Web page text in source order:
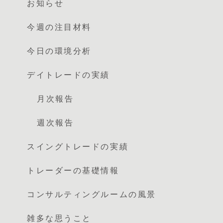
お知らせ
今週の注目材料
今日の環境分析
デイトレードの実績
月次報告
週次報告
スイングトレードの実績
トレーダーの基礎情報
コンサルティングルームの風景
雑多な思うこと